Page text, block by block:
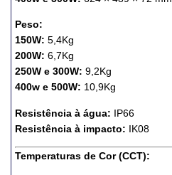
Peso:
150W: 5,4Kg
200W: 6,7Kg
250W e 300W: 9,2Kg
400w e 500W: 10,9Kg
Resistência à água: IP66
Resistência à impacto: IK08
Temperaturas de Cor (CCT):